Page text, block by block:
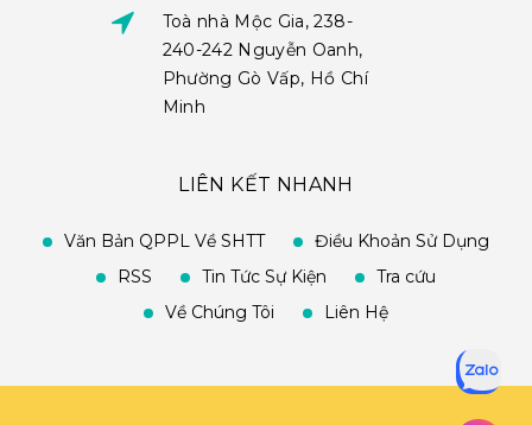
Toà nhà Mộc Gia, 238-
240-242 Nguyễn Oanh,
Phường Gò Vấp, Hồ Chí
Minh
LIÊN KẾT NHANH
Văn Bản QPPL Về SHTT
Điều Khoản Sử Dụng
RSS
Tin Tức Sự Kiện
Tra cứu
Về Chúng Tôi
Liên Hệ